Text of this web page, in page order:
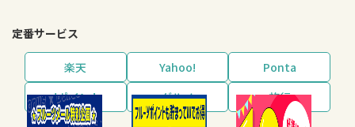
定番サービス
楽天 Yahoo!
Ponta
dポイント
グルメ 旅行